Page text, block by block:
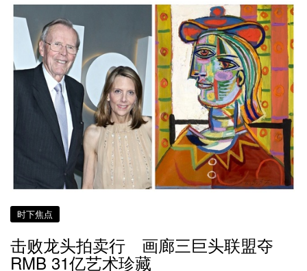
时下焦点
击败龙头拍卖行 画廊三巨头联盟夺
RMB 31亿艺术珍藏